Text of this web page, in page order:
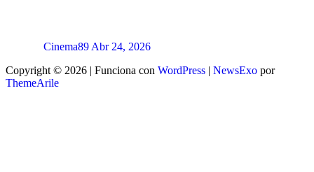
Cinema89 Abr 24, 2026
Copyright © 2026 | Funciona con WordPress | NewsExo por
ThemeArile